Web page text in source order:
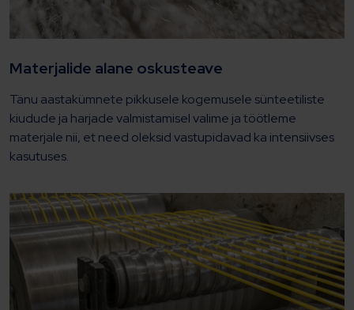
Materjalide alane oskusteave
Tänu aastakümnete pikkusele kogemusele sünteetiliste
kiudude ja harjade valmistamisel valime ja töötleme
materjale nii, et need oleksid vastupidavad ka intensiivses
kasutuses.